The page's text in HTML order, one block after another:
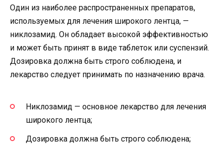
Один из наиболее распространенных препаратов,
используемых для лечения широкого лентца, —
никлозамид. Он обладает высокой эффективностью
и может быть принят в виде таблеток или суспензий.
Дозировка должна быть строго соблюдена, и
лекарство следует принимать по назначению врача.
Никлозамид — основное лекарство для лечения
широкого лентца;
Дозировка должна быть строго соблюдена;